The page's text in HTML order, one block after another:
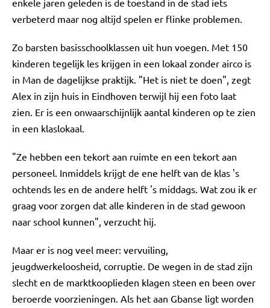
enkele jaren geleden is de toestand in de stad iets
verbeterd maar nog altijd spelen er flinke problemen.
Zo barsten basisschoolklassen uit hun voegen. Met 150
kinderen tegelijk les krijgen in een lokaal zonder airco is
in Man de dagelijkse praktijk. "Het is niet te doen", zegt
Alex in zijn huis in Eindhoven terwijl hij een foto laat
zien. Er is een onwaarschijnlijk aantal kinderen op te zien
in een klaslokaal.
"Ze hebben een tekort aan ruimte en een tekort aan
personeel. Inmiddels krijgt de ene helft van de klas 's
ochtends les en de andere helft 's middags. Wat zou ik er
graag voor zorgen dat alle kinderen in de stad gewoon
naar school kunnen", verzucht hij.
Maar er is nog veel meer: vervuiling,
jeugdwerkeloosheid, corruptie. De wegen in de stad zijn
slecht en de marktkooplieden klagen steen en been over
beroerde voorzieningen. Als het aan Gbanse ligt worden